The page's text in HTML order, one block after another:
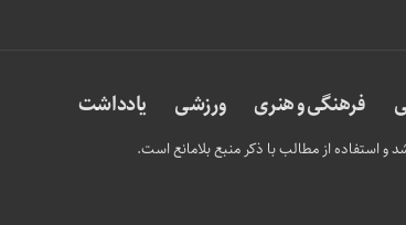
فرهنگی و هنری ورزشی یادداشت
و استفاده از مطالب با ذکر منبع بلامانع است.